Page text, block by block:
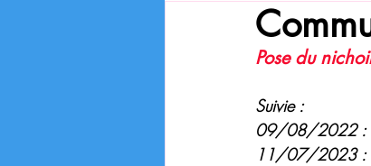
Pose du
Suivie :
09/08/2022 :
11/07/2023 :